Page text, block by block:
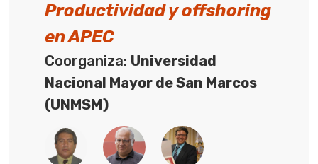
Productividad yoffshoring
en APEC
Coorganiza: Universidad
Nacional Mayor de San Marcos
(UNMSM)